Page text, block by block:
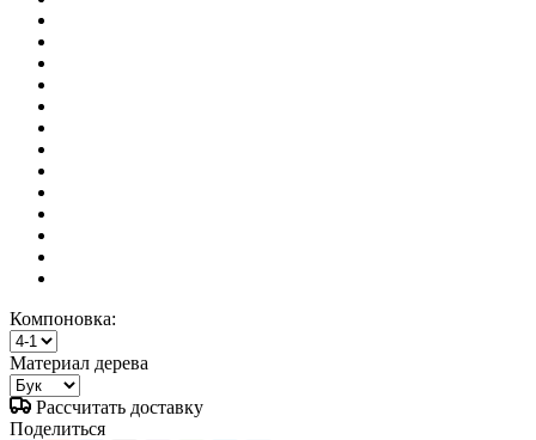
Компоновка:
Материал дерева
Рассчитать доставку
Поделиться